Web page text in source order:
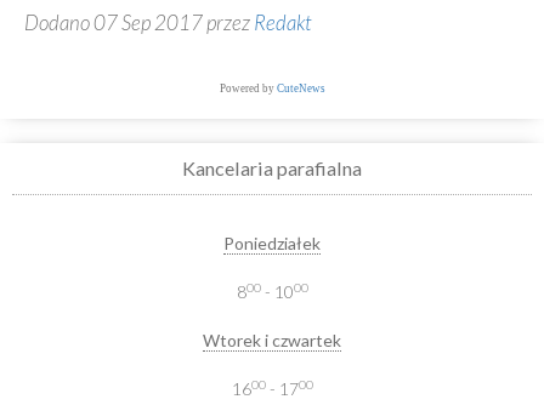
Dodano 07 Sep 2017 przezRedakt
Powered by CuteNews
Kancelaria parafialna
Poniedziałek
800- 1000
Wtorek i czwartek
1600- 1700